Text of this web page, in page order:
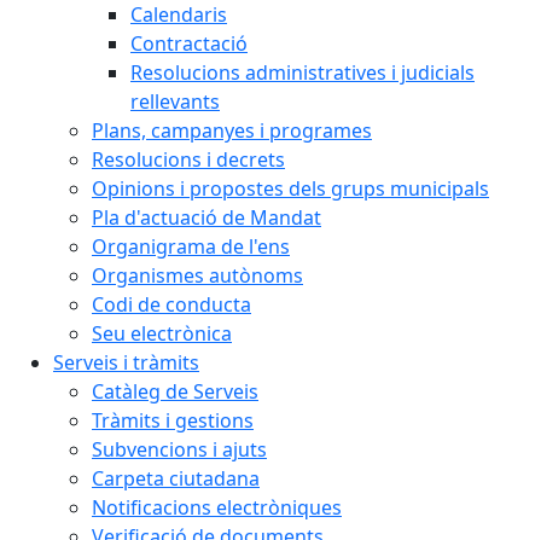
Calendaris
Contractació
Resolucions administratives i judicials
rellevants
Plans, campanyes i programes
Resolucions i decrets
Opinions i propostes dels grups municipals
Pla d'actuació de Mandat
Organigrama de l'ens
Organismes autònoms
Codi de conducta
Seu electrònica
Serveis i tràmits
Catàleg de Serveis
Tràmits i gestions
Subvencions i ajuts
Carpeta ciutadana
Notificacions electròniques